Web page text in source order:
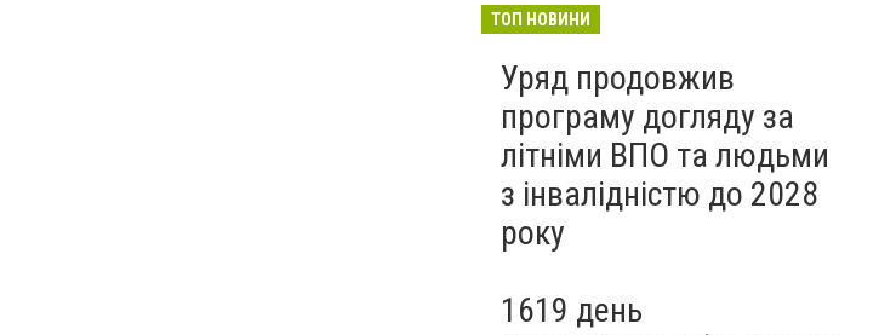
— ВІДЕО
ТОП НОВИНИ
Уряд продовжив
програму догляду за
літніми ВПО та людьми
з інвалідністю до 2028
року
1619 день